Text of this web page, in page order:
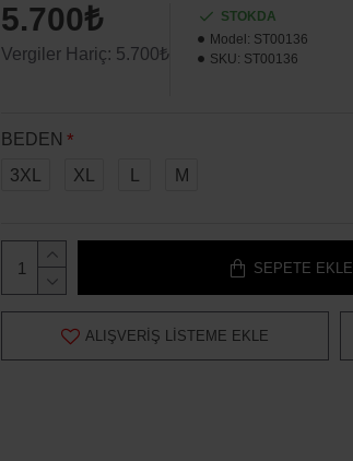
5.700₺
Vergiler Hariç: 5.700₺
STOKDA
Model: ST00136
SKU: ST00136
BEDEN
3XL
XL M
SEPETE EKLE
ALIŞVERIŞ LISTEME EKLE